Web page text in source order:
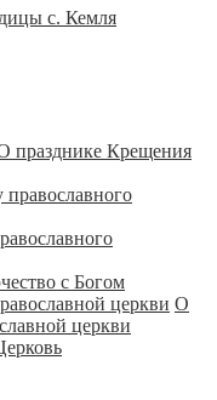
празднике Крещения
с Богом
О
церкви